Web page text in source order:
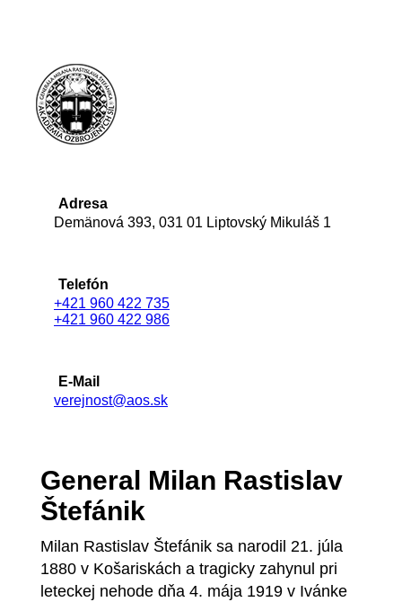
Adresa
Demänová 393, 031 01 Liptovský Mikuláš 1
Telefón
+421 960 422 735
+421 960 422 986
E-Mail
verejnost@aos.sk
General Milan Rastislav
Štefánik
Milan Rastislav Štefánik sa narodil 21. júla
1880 v Košariskách a tragicky zahynul pri
leteckej nehode dňa 4. mája 1919 v Ivánke